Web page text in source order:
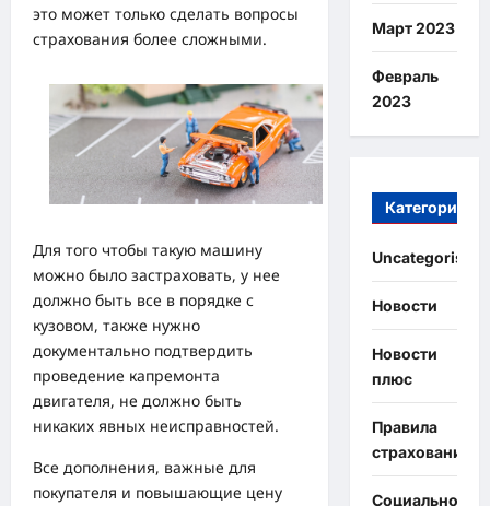
это может только сделать вопросы
страхования более сложными.
Для того чтобы такую машину
можно было застраховать, у нее
должно быть все в порядке с
кузовом, также нужно
документально подтвердить
проведение капремонта
двигателя, не должно быть
никаких явных неисправностей.
Все дополнения, важные для
покупателя и повышающие цену
Март 2023
Февраль
2023
Категории
Uncategorised
Новости
Новости
плюс
Правила
страхования
Социальное